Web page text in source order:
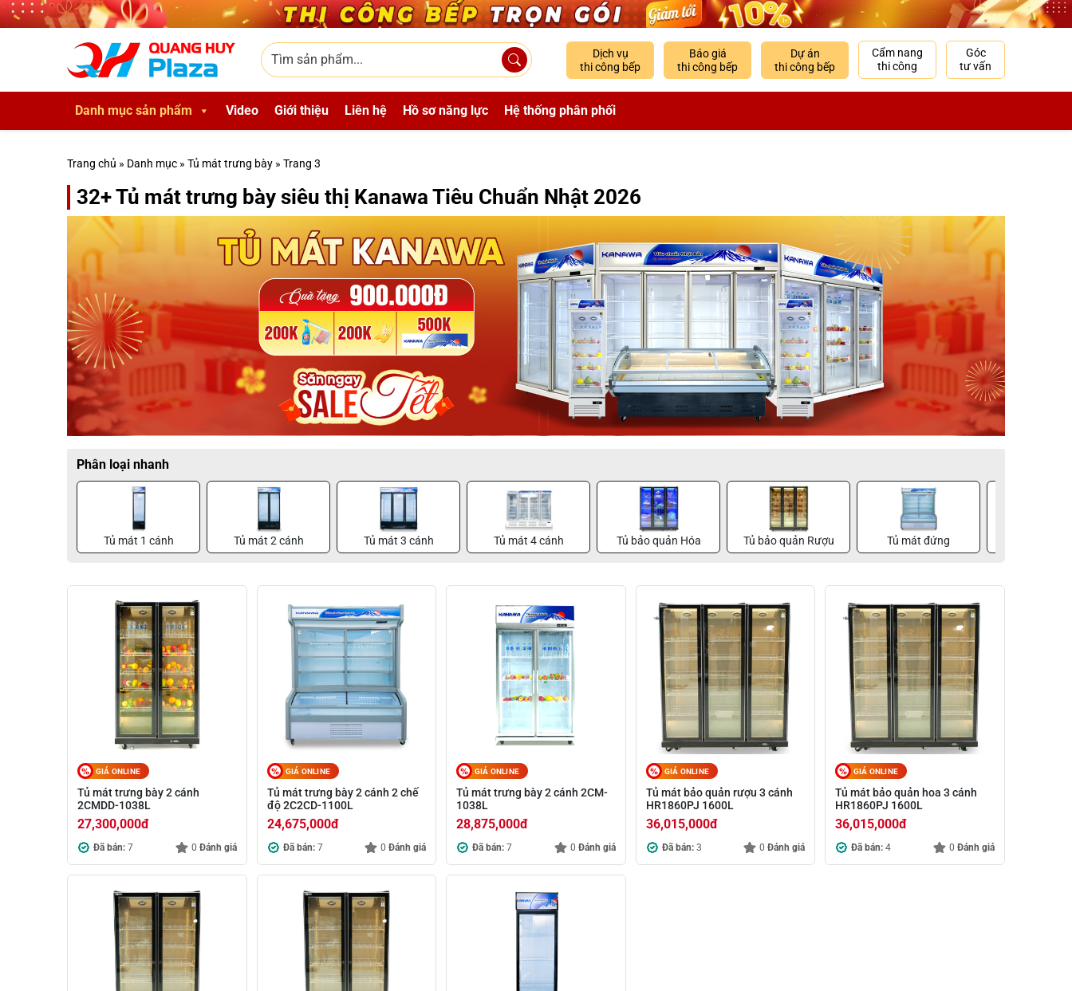
Skip to main content
Tìm sản phẩm
Dịch vụ
thi công bếp
Báo giá
thi công bếp
Dự án
thi công bếp
Cẩm nang
thi công
Góc
tư vấn
Danh mục sản phẩm Video Giới thiệu Liên hệ Hồ sơ năng lực Hệ thống phân phối
Trang chủ » Danh mục » Tủ mát trưng bày » Trang 3
32+ Tủ mát trưng bày siêu thị Kanawa Tiêu Chuẩn Nhật 2026
Phân loại nhanh
Tủ mát 1 cánh Tủ mát 2 cánh Tủ mát 3 cánh Tủ mát 4 cánh Tủ bảo quản Hóa Tủ bảo quản Rượu Tủ mát đứng
GIÁ ONLINE
Tủ mát trưng bày 2 cánh
2CMDD-1038L
27,300,000đ
Đã bán: 7 0 Đánh giá
GIÁ ONLINE
Tủ mát trưng bày 2 cánh 2 chế
độ 2C2CD-1100L
24,675,000đ
Đã bán: 7 0Đánh giá
GIÁ ONLINE
Tủ mát trưng bày 2 cánh 2CM-
1038L
28,875,000đ
Đã bán:7 0 Đánh giá
GIÁ ONLINE
Tủ mát bảo quản rượu 3 cánh
HR1860PJ 1600L
36,015,000đ
Đã bán: 3 0Đánh giá
GIÁ ONLINE
Tủ mát bảo quản hoa 3 cánh
HR1860PJ 1600L
36,015,000đ
Đã bán:4 0 Đánh giá